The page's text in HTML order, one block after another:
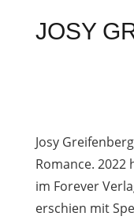
JOSY
Josy
Romance. 2022
im Forever
erschien mit